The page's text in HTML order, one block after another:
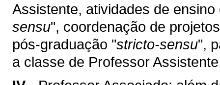
Assistente, atividades de
sensu", coordenação de
pós-graduação "stricto-sensu",
a classe de Professor